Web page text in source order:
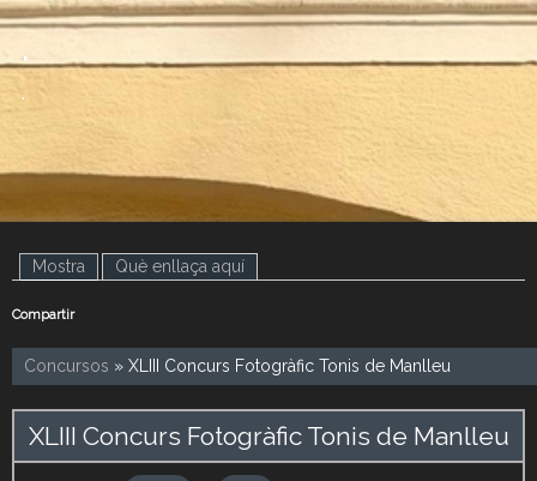
.
.
Mostra (pestanya activa)
Què enllaça aquí
Compartir
Concursos » XLIII Concurs Fotogràfic Tonis de Manlleu
XLIII Concurs Fotogràfic Tonis de Manlleu